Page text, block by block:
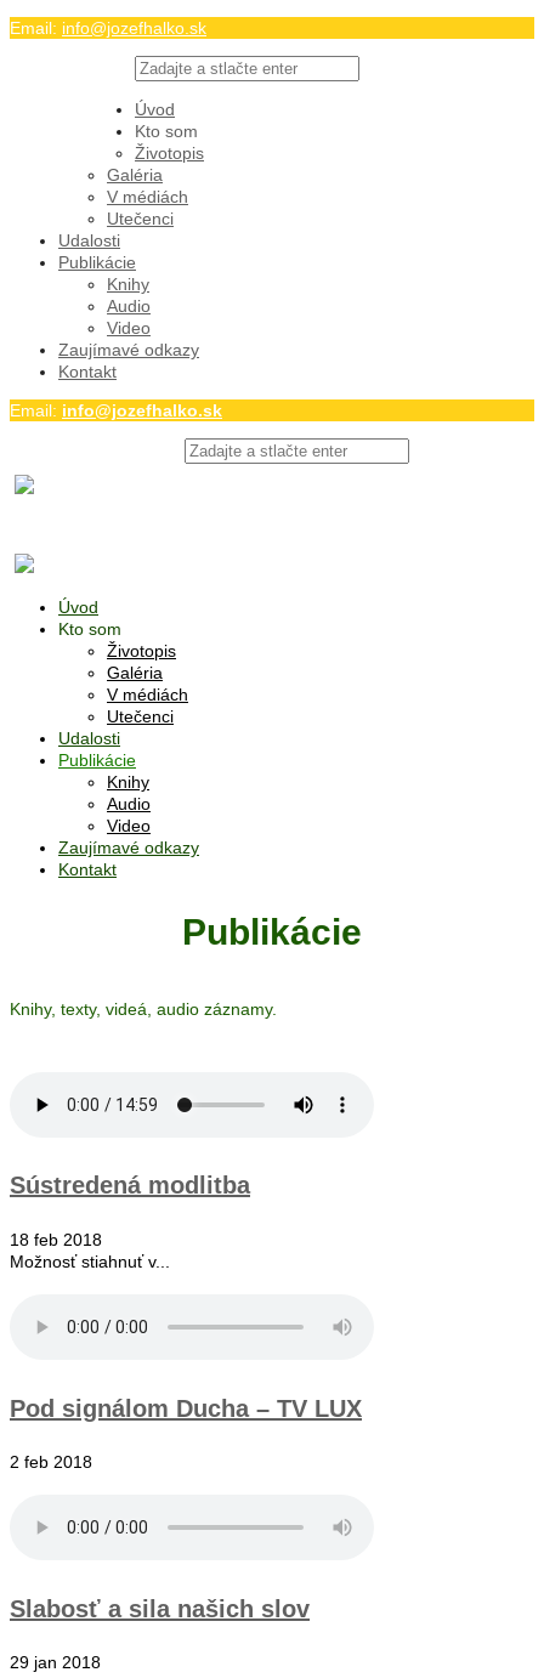
Email: info@jozefhalko.sk
Facebook
Youtube
Úvod
Kto som
Životopis
Galéria
V médiách
Utečenci
Udalosti
Publikácie
Knihy
Audio
Video
Zaujímavé odkazy
Kontakt
Email: info@jozefhalko.sk
Úvod
Kto som
Životopis
Galéria
V médiách
Utečenci
Udalosti
Publikácie
Knihy
Audio
Video
Zaujímavé odkazy
Kontakt
Publikácie
Knihy, texty, videá, audio záznamy.
Sústredená modlitba
18 feb 2018
Možnosť stiahnuť v...
Pod signálom Ducha – TV LUX
2 feb 2018
Slabosť a sila našich slov
29 jan 2018